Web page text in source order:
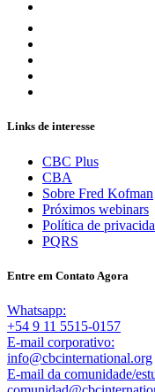
Links de interesse
CBC Plus
CBA
Sobre Fred Kofman
Próximos webinars
Política de
PQRS
Entre em Contato Agora
Whatsapp:
+54 9 11 5515-0157
E-mail corporativo:
info@cbcinternational.org
E-mail da comunidade/